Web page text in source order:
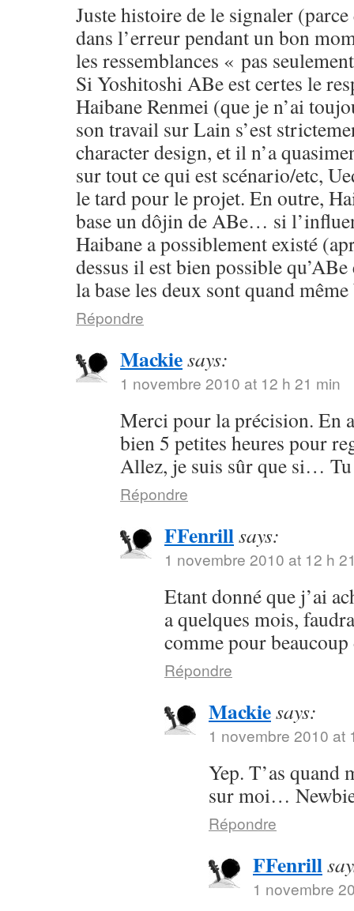
Juste histoire de le signaler
dans l’erreur pendant un bon
les ressemblances « pas
Si Yoshitoshi ABe est certes le
Haibane Renmei (que je n’ai
son travail sur Lain s’est
character design, et il n’a
sur tout ce qui est scénario/etc,
le tard pour le projet. En outre,
base un dôjin de ABe… si
Haibane a possiblement existé
dessus il est bien possible
la base les deux sont quand
Répondre
Mackiesays:
1 novembre 2010 at 12 h 21 min
Merci pour la précision. En
bien 5 petites heures pour
Allez, je suis sûr que si… Tu
Répondre
FFenrillsays:
1 novembre 2010 at 12 h
Etant donné que j’ai
a quelques mois,
comme pour beaucoup
Répondre
Mackiesays:
1 novembre 2010 at
Yep. T’as quand
sur moi…
Répondre
FFenrill
1 novembre